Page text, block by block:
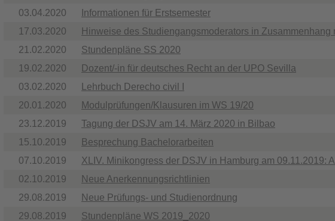
03.04.2020
Informationen für Erstsemester
17.03.2020
Hinweise des Studiengangsmoderators in Zusammenhang
21.02.2020
Stundenpläne SS 2020
19.02.2020
Dozent/-in für deutsches Recht an der UPO Sevilla
03.02.2020
Lehrbuch Derecho civil I
20.01.2020
Modulprüfungen/Klausuren im WS 19/20
23.12.2019
Tagung der DSJV am 14. März 2020 in Bilbao
15.10.2019
Besprechung Bachelorarbeiten
07.10.2019
XLIV. Minikongress der DSJV in Hamburg am 09.11.2019:
02.10.2019
Neue Anerkennungsrichtlinien
29.08.2019
Neue Prüfungs- und Studienordnung
29.08.2019
Stundenpläne WS 2019_2020